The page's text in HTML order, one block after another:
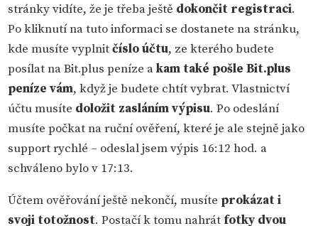
stránky vidíte, že je třeba ještě dokončit registraci.
Po kliknutí na tuto informaci se dostanete na stránku,
kde musíte vyplnitčíslo účtu, ze kterého budete
posílat na Bit.plus peníze akam také pošle Bit.plus
peníze vám, když je budete chtít vybrat. Vlastnictví
účtu musíte doložit zasláním výpisu. Po odeslání
musíte počkat na ruční ověření, které je ale stejně jako
support rychlé – odeslal jsem výpis 16:12 hod. a
schváleno bylo v 17:13.
Účtem ověřování ještě nekončí, musíte prokázat i
svoji totožnost. Postačí k tomu nahrát fotky dvou